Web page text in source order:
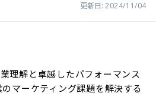
更新日: 2024/11/04
理解と卓越したパフォーマンス
マーケティング課題を解決する